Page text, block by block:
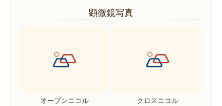
顕微鏡写真
オープンニコル クロスニコル